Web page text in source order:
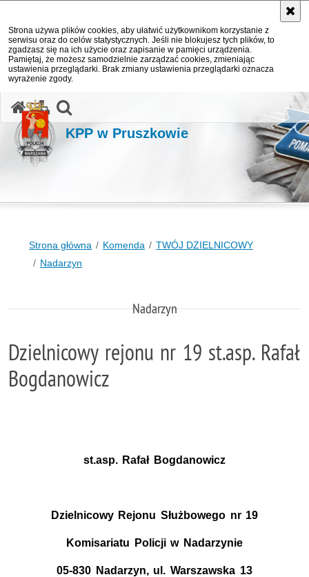
Strona używa plików cookies, aby ułatwić użytkownikom korzystanie z
serwisu oraz do celów statystycznych. Jeśli nie blokujesz tych plików, to
zgadzasz się na ich użycie oraz zapisanie w pamięci urządzenia.
Pamiętaj, że możesz samodzielnie zarządzać cookies, zmieniając
ustawienia przeglądarki. Brak zmiany ustawienia przeglądarki oznacza
wyrażenie zgody.
KPP w Pruszkowie
Strona główna Komenda
TWÓJ DZIELNICOWY
Nadarzyn
Nadarzyn
Dzielnicowy rejonu nr 19 st.asp. Rafał
Bogdanowicz
st.asp. Rafał Bogdanowicz
Dzielnicowy Rejonu Służbowego nr 19
Komisariatu Policji w Nadarzynie
05-830 Nadarzyn, ul. Warszawska 13